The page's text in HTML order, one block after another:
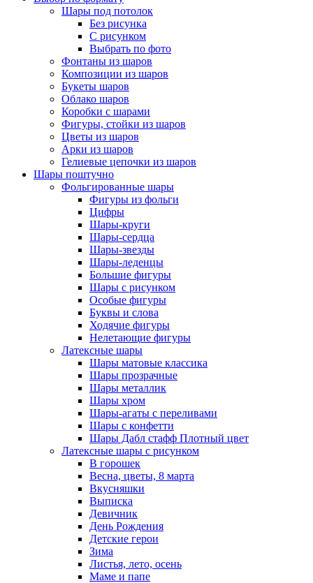
Шары под потолок
Без рисунка
С рисунком
Выбрать по фото
Фонтаны из шаров
Композиции из шаров
Букеты шаров
Облако шаров
Коробки с шарами
Фигуры, стойки из шаров
Цветы из шаров
Арки из шаров
Гелиевые цепочки из шаров
Шары поштучно
Фольгированные шары
Фигуры из фольги
Цифры
Шары-круги
Шары-сердца
Шары-звезды
Шары-леденцы
Большие фигуры
Шары с рисунком
Особые фигуры
Буквы и слова
Ходячие фигуры
Нелетающие фигуры
Латексные шары
Шары матовые классика
Шары прозрачные
Шары металлик
Шары хром
Шары-агаты с переливами
Шары с конфетти
Шары Дабл стафф Плотный цвет
Латексные шары с рисунком
В горошек
Весна, цветы, 8 марта
Вкусняшки
Выписка
Девичник
День Рождения
Детские герои
Зима
Листья, лето, осень
Маме и папе